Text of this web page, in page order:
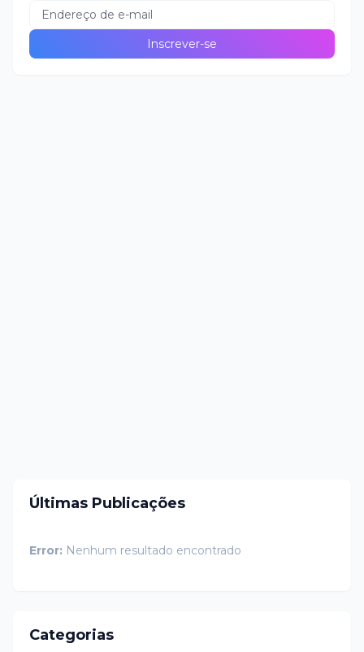
Últimas Publicações
Error: Nenhum resultado encontrado
Categorias